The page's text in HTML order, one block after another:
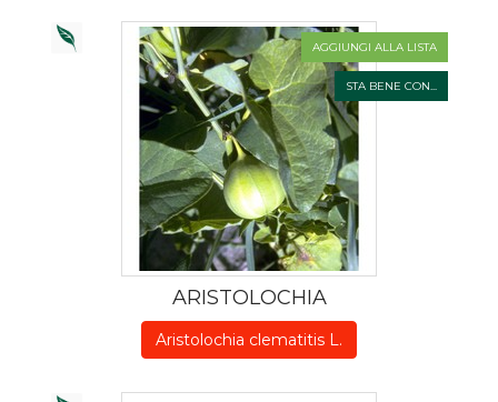
AGGIUNGI ALLA LISTA
STA BENE CON...
ARISTOLOCHIA
Aristolochia clematitis L.